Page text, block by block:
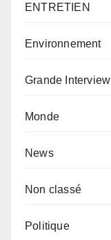
ENTRETIEN
Environnement
Grande Interview
Monde
News
Non classé
Politique